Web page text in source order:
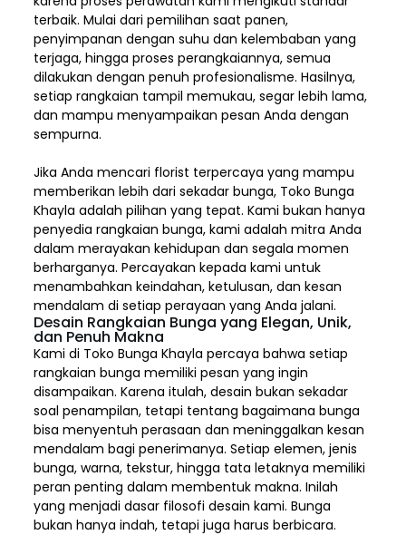
terbaik. Mulai dari pemilihan saat panen,
penyimpanan dengan suhu dan kelembaban yang
terjaga, hingga proses perangkaiannya, semua
dilakukan dengan penuh profesionalisme. Hasilnya,
setiap rangkaian tampil memukau, segar lebih lama,
dan mampu menyampaikan pesan Anda dengan
sempurna.
Jika Anda mencari florist terpercaya yang mampu
memberikan lebih dari sekadar bunga, Toko Bunga
Khayla adalah pilihan yang tepat. Kami bukan hanya
penyedia rangkaian bunga, kami adalah mitra Anda
dalam merayakan kehidupan dan segala momen
berharganya. Percayakan kepada kami untuk
menambahkan keindahan, ketulusan, dan kesan
mendalam di setiap perayaan yang Anda jalani.
Desain Rangkaian Bunga yang Elegan, Unik,
dan Penuh Makna
Kami di Toko Bunga Khayla percaya bahwa setiap
rangkaian bunga memiliki pesan yang ingin
disampaikan. Karena itulah, desain bukan sekadar
soal penampilan, tetapi tentang bagaimana bunga
bisa menyentuh perasaan dan meninggalkan kesan
mendalam bagi penerimanya. Setiap elemen, jenis
bunga, warna, tekstur, hingga tata letaknya memiliki
peran penting dalam membentuk makna. Inilah
yang menjadi dasar filosofi desain kami. Bunga
bukan hanya indah, tetapi juga harus berbicara.